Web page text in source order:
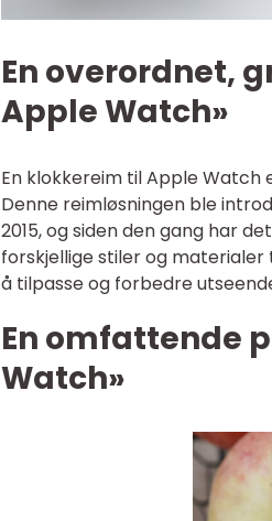
En overordnet,
Apple Watch»
En klokkereim til Apple
Denne reimløsningen ble
2015, og siden den gang har
forskjellige stiler og
å tilpasse og forbedre
En omfattende
Watch»